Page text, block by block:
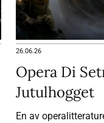
26.06.26
Opera Di
Jutulhogget
En av